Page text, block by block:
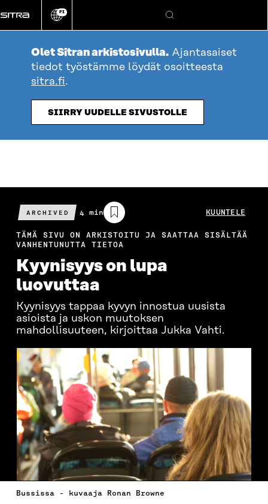
suoraan
sisältöön
Vaihda
kieli
FI
Hae
Olet Sitran arkistosivulla. Ajantasaiset
tiedot työstämme löydät osoitteesta
sitra.fi.
SIIRRY UUDELLE SIVUSTOLLE
ARCHIVED
Arvioitu
lukuaika
4 min KUUNTELE
TÄMÄ SIVU ON ARKISTOITU JA SAATTAA SISÄLTÄÄ
VANHENTUNUTTA TIETOA
Kyynisyys on lupa
luovuttaa
Kyynisyys tappaa kyvyn innostua uusista
asioista ja uskon muutoksen
mahdollisuuteen, kirjoittaa Jukka Vahti.
Bussissa - kuvaaja Ronan Browne